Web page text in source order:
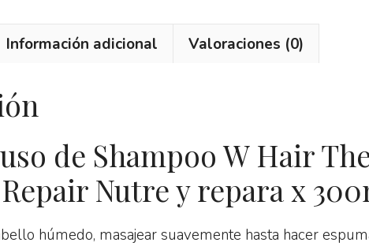
Información adicional Valoraciones (0)
de Shampoo W Hair
Nutre y repara x
húmedo, masajear suavemente hasta hacer